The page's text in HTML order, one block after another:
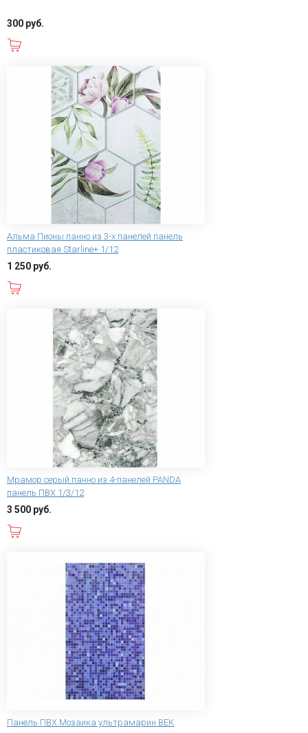
300 руб.
Альма Пионы панно из 3-х панелей панель
пластиковая Starline+ 1/12
1 250 руб.
Мрамор серый панно из 4-панелей PANDA
панель ПВХ 1/3/12
3 500 руб.
Панель ПВХ Мозаика ультрамарин ВЕК